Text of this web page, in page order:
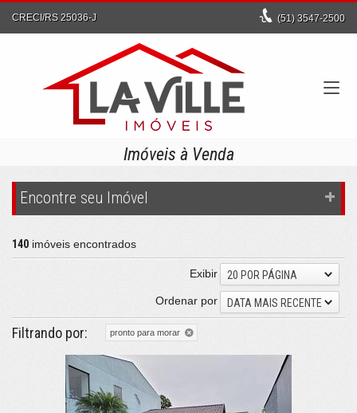
CRECI/RS 25036-J (51) 3547-2500
Imóveis à Venda
Encontre seu Imóvel
140 imóveis encontrados
Exibir
20 POR PÁGINA
Ordenar por
DATA MAIS RECENTE
Filtrando por: pronto para morar